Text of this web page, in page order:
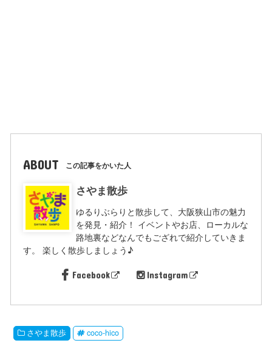
ABOUT この記事をかいた人
さやま散歩
ゆるりぶらりと散歩して、大阪狭山市の魅力
を発見・紹介！ イベントやお店、ローカルな
路地裏などなんでもござれで紹介していきま
す。 楽しく散歩しましょう♪
Facebook Instagram
さやま散歩 coco-hico